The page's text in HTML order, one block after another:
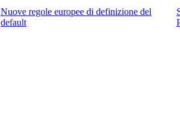
Nuove regole europee di definizione del
default